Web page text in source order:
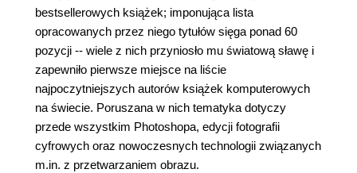
bestsellerowych książek; imponująca lista
opracowanych przez niego tytułów sięga ponad 60
pozycji -- wiele z nich przyniosło mu światową sławę i
zapewniło pierwsze miejsce na liście
najpoczytniejszych autorów książek komputerowych
na świecie. Poruszana w nich tematyka dotyczy
przede wszystkim Photoshopa, edycji fotografii
cyfrowych oraz nowoczesnych technologii związanych
m.in. z przetwarzaniem obrazu.